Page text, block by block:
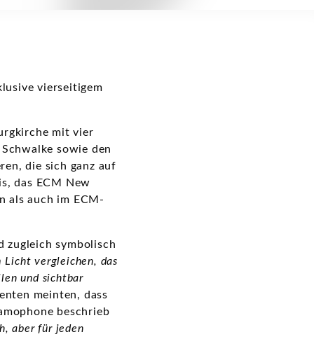
vierseitigem
mit vier
sowie den
die sich ganz auf
das ECM New
als auch im ECM-
zugleich symbolisch
vergleichen, das
und sichtbar
meinten, dass
beschrieb
aber für jeden